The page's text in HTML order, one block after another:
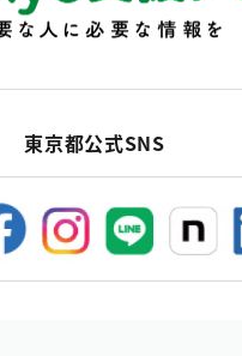
東京都公式SNS